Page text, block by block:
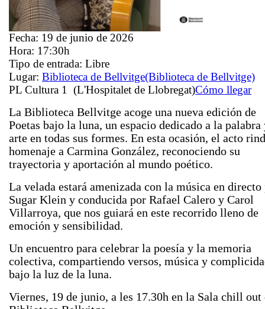
Fecha: 19 de junio de 2026
Hora: 17:30h
Tipo de entrada: Libre
Lugar: Biblioteca de Bellvitge(Biblioteca de Bellvitge)
PL Cultura 1 (L'Hospitalet de Llobregat)Cómo llegar
La Biblioteca Bellvitge acoge una nueva edición de
Poetas bajo la luna, un espacio dedicado a la palabra
arte en todas sus formes. En esta ocasión, el acto
homenaje a Carmina González, reconociendo su
trayectoria y aportación al mundo poético.
La velada estará amenizada con la música en directo
Sugar Klein y conducida por Rafael Calero y Carol
Villarroya, que nos guiará en este recorrido lleno de
emoción y sensibilidad.
Un encuentro para celebrar la poesía y la memoria
colectiva, compartiendo versos, música y
bajo la luz de la luna.
Viernes, 19 de junio, a les 17.30h en la Sala chill out